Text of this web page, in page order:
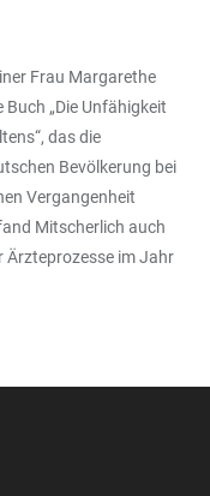
Frau Margarethe
„Die Unfähigkeit
das die
Bevölkerung bei
Vergangenheit
Mitscherlich auch
Ärzteprozesse im Jahr